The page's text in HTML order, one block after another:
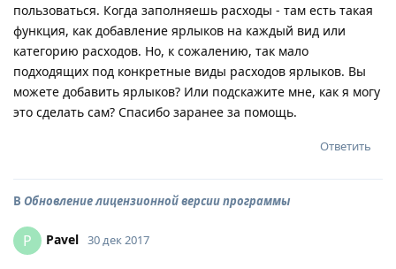
пользоваться. Когда заполняешь расходы - там есть такая
функция, как добавление ярлыков на каждый вид или
категорию расходов. Но, к сожалению, так мало
подходящих под конкретные виды расходов ярлыков. Вы
можете добавить ярлыков? Или подскажите мне, как я могу
это сделать сам? Спасибо заранее за помощь.
Ответить
В Обновление лицензионной версии программы
P Pavel 30 дек 2017